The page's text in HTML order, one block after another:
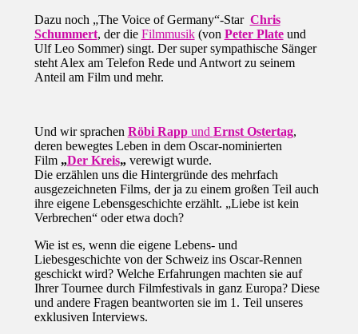
Dazu noch „The Voice of Germany“-Star Chris
Schummert, der die Filmmusik(von Peter Plateund
Ulf Leo Sommer) singt. Der super sympathische Sänger
steht Alex am Telefon Rede und Antwort zu seinem
Anteil am Film und mehr.
Und wir sprachen Röbi Rappund Ernst Ostertag,
deren bewegtes Leben in dem Oscar-nominierten
Film „Der Kreis„verewigt wurde.
Die erzählen uns die Hintergründe des mehrfach
ausgezeichneten Films, der ja zu einem großen Teil auch
ihre eigene Lebensgeschichte erzählt. „Liebe ist kein
Verbrechen“ oder etwa doch?
Wie ist es, wenn die eigene Lebens- und
Liebesgeschichte von der Schweiz ins Oscar-Rennen
geschickt wird? Welche Erfahrungen machten sie auf
Ihrer Tournee durch Filmfestivals in ganz Europa? Diese
und andere Fragen beantworten sie im 1. Teil unseres
exklusiven Interviews.